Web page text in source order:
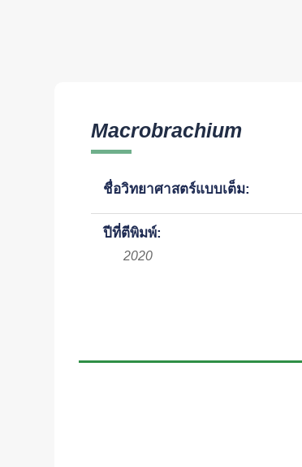
Macrobrachium
ชื่อวิทยาศาสตร์แบบเต็ม:
ปีที่ตีพิมพ์:
2020